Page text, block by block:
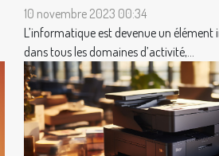
10 novembre 2023 00:34
L’informatique est devenue un
dans tous les domaines d’activité,...